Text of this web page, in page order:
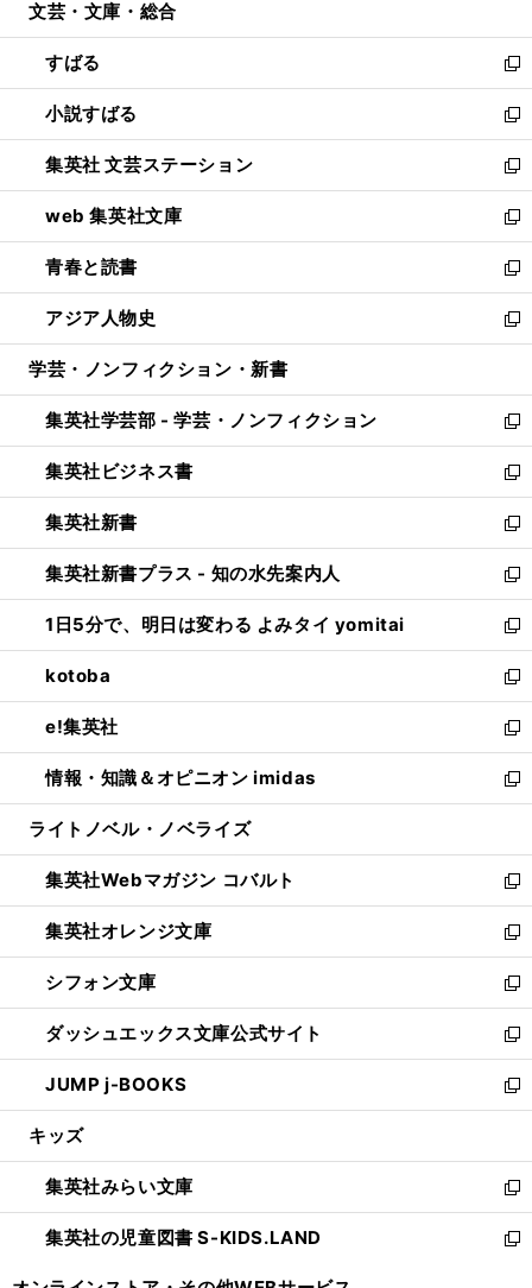
開
く
ウ
で
開
く
ン
ド
ウ
で
開
く
文芸・文庫・総合
すばる
新
し
い
ウ
ィ
ン
ド
ウ
で
開
く
小説すばる
新
し
い
ウ
ィ
ン
ド
ウ
で
開
集英社 文芸ステーション
新
し
い
ウ
ィ
ン
ド
ウ
開
く
web 集英社文庫
新
し
い
ウ
ィ
ン
ウ
で
開
く
青春と読書
新
し
い
ウ
ン
ド
ウ
で
開
く
アジア人物史
新
し
ウ
ィ
ン
ド
ウ
で
開
く
学芸・ノンフィクション・新書
集英社学芸部 - 学芸・ノンフィクション
新
し
い
ウ
ィ
ン
ド
ウ
で
開
く
集英社ビジネス書
新
し
い
ウ
ィ
ン
ド
ウ
で
開
く
集英社新書
新
し
い
ウ
ィ
ン
ド
ウ
で
開
く
集英社新書プラス - 知の水先案内人
新
し
い
ウ
ィ
ン
ド
ウ
で
開
1日5分で、明日は変わる よみタイ yomitai
新
し
い
ウ
ィ
ン
ド
ウ
開
く
kotoba
新
し
い
ウ
ィ
ン
ウ
で
開
く
e!集英社
新
し
い
ウ
ン
ド
ウ
で
開
く
情報・知識＆オピニオン imidas
新
し
ウ
ィ
ン
ド
ウ
で
開
く
ライトノベル・ノベライズ
集英社Webマガジン コバルト
新
し
い
ウ
ィ
ン
ド
ウ
で
開
集英社オレンジ文庫
新
し
い
ウ
ィ
ン
ド
ウ
開
く
シフォン文庫
新
し
い
ウ
ィ
ン
ウ
で
開
く
ダッシュエックス文庫公式サイト
新
し
い
ウ
ン
ド
ウ
で
JUMP j-BOOKS
新
し
ウ
ィ
ン
ド
キッズ
集英社みらい文庫
新
し
い
集英社の児童図書 S-KIDS.LAND
新